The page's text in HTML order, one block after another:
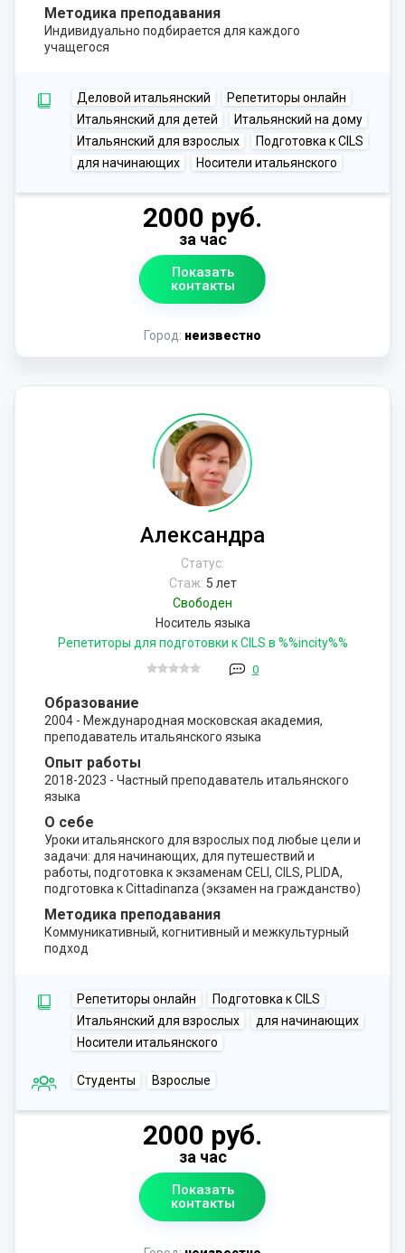
Методика преподавания
Индивидуально подбирается для каждого
учащегося
Деловой итальянский
Репетиторы онлайн
Итальянский для детей
Итальянский на дому
Итальянский для взрослых
Подготовка к CILS
для начинающих
Носители итальянского
Город: неизвестно
2000 руб.
за час
Показать
контакты
Александра
Статус:
Стаж: 5 лет
Свободен
Носитель языка
Репетиторы для подготовки к CILS в %%incity%%
0
Образование
2004 - Международная московская академия,
преподаватель итальянского языка
Опыт работы
2018-2023 - Частный преподаватель итальянского
языка
О себе
Уроки итальянского для взрослых под любые цели и
задачи: для начинающих, для путешествий и
работы, подготовка к экзаменам CELI, CILS, PLIDA,
подготовка к Cittadinanza (экзамен на гражданство)
Методика преподавания
Коммуникативный, когнитивный и межкультурный
подход
Репетиторы онлайн
Подготовка к CILS
Итальянский для взрослых
для начинающих
Носители итальянского
Студенты Взрослые
2000 руб.
за час
Показать
контакты